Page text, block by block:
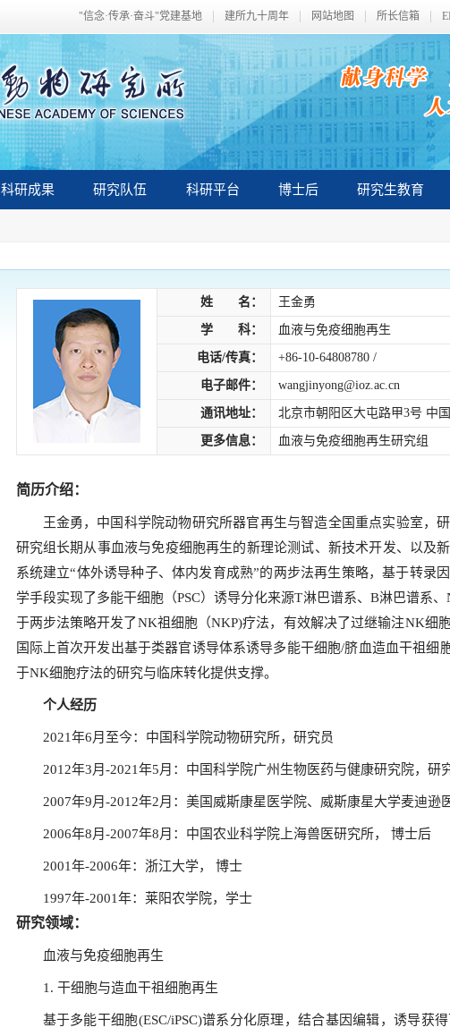
"信念·传承·奋斗"党建基地 建所九十周年 网站地图 所长信箱
科研成果 研究队伍 科研平台 博士后 研究生教育
姓 名： 王金勇
学 科： 血液与免疫细胞再生
电话/传真： +86-10-64808780 /
电子邮件： wangjinyong@ioz.ac.cn
通讯地址： 北京市朝阳区大屯路甲3号 中
更多信息： 血液与免疫细胞再生研究组
简历介绍：
王金勇，中国科学院动物研究所器官再生与智造全国重点实验室，
研究组长期从事血液与免疫细胞再生的新理论测试、新技术开发、以及
系统建立“体外诱导种子、体内发育成熟”的两步法再生策略，基于转录
学手段实现了多能干细胞（PSC）诱导分化来源T淋巴谱系、B淋巴谱系
于两步法策略开发了NK祖细胞（NKP)疗法，有效解决了过继输注NK细
国际上首次开发出基于类器官诱导体系诱导多能干细胞/脐血造血干祖
于NK细胞疗法的研究与临床转化提供支撑。
个人经历
2021年6月至今：中国科学院动物研究所，研究员
2012年3月-2021年5月：中国科学院广州生物医药与健康研究院，研
2007年9月-2012年2月：美国威斯康星医学院、威斯康星大学麦迪逊
2006年8月-2007年8月：中国农业科学院上海兽医研究所， 博士后
2001年-2006年：浙江大学， 博士
1997年-2001年：莱阳农学院，学士
研究领域：
血液与免疫细胞再生
1. 干细胞与造血干祖细胞再生
基于多能干细胞(ESC/iPSC)谱系分化原理，结合基因编辑，诱导获